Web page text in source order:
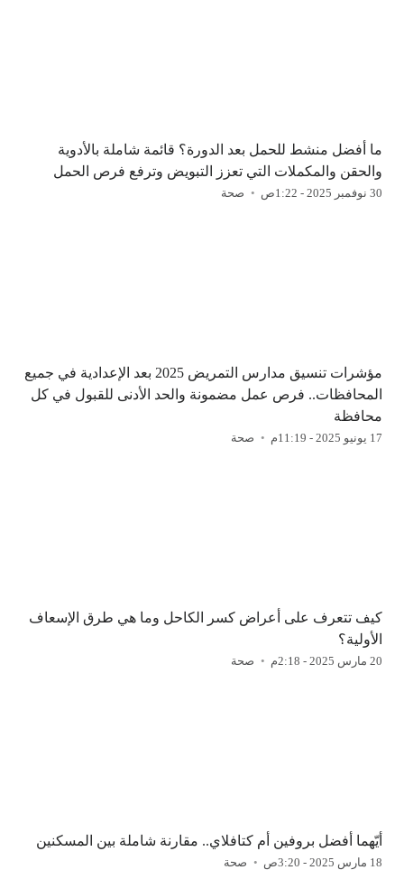
ما أفضل منشط للحمل بعد الدورة؟ قائمة شاملة بالأدوية
والحقن والمكملات التي تعزز التبويض وترفع فرص الحمل
30 نوفمبر 2025 - 1:22ص صحة
مؤشرات تنسيق مدارس التمريض 2025 بعد الإعدادية في جميع
المحافظات.. فرص عمل مضمونة والحد الأدنى للقبول في كل
محافظة
17 يونيو 2025 - 11:19م صحة
كيف تتعرف على أعراض كسر الكاحل وما هي طرق الإسعاف
الأولية؟
20 مارس 2025 - 2:18م صحة
أيّهما أفضل بروفين أم كتافلاي.. مقارنة شاملة بين المسكنين
18 مارس 2025 - 3:20ص صحة